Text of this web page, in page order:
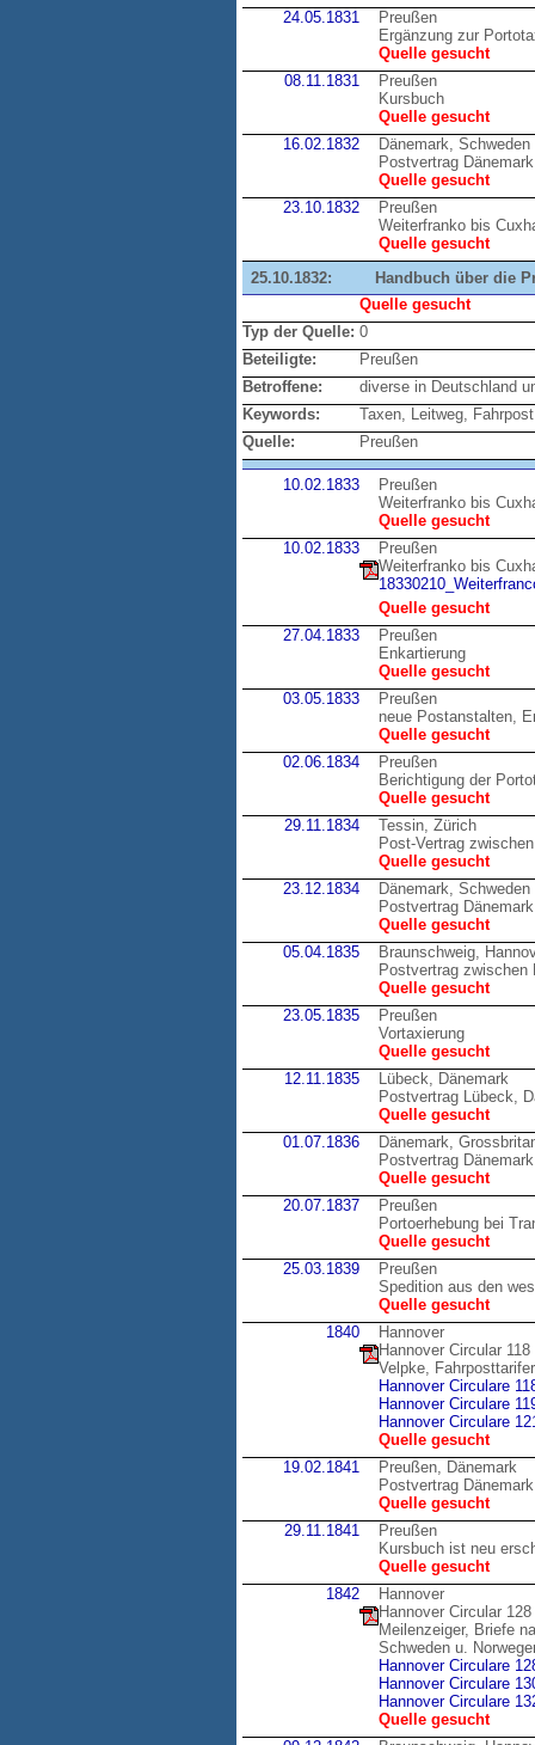
24.05.1831
Preußen
Ergänzung zur
Quelle gesucht
08.11.1831
Preußen
Kursbuch
Quelle gesucht
16.02.1832
Dänemark, Schweden
Postvertrag
Quelle gesucht
23.10.1832
Preußen
Weiterfranko bis
Quelle gesucht
25.10.1832:
Handbuch über die
Quelle gesucht
Typ der Quelle: 0
Beteiligte:
Preußen
Betroffene:
diverse in Deutschland
Keywords:
Taxen, Leitweg, Fahrpost
Quelle:
Preußen
10.02.1833
Preußen
Weiterfranko bis
Quelle gesucht
10.02.1833
Preußen
Weiterfranko bis
Quelle gesucht
27.04.1833
Preußen
Enkartierung
Quelle gesucht
03.05.1833
Preußen
neue Postanstalten,
Quelle gesucht
02.06.1834
Preußen
Berichtigung der
Quelle gesucht
29.11.1834
Tessin, Zürich
Post-Vertrag
Quelle gesucht
23.12.1834
Dänemark, Schweden
Postvertrag
Quelle gesucht
05.04.1835
Braunschweig,
Postvertrag zwischen
Quelle gesucht
23.05.1835
Preußen
Vortaxierung
Quelle gesucht
12.11.1835
Lübeck, Dänemark
Postvertrag Lübeck,
Quelle gesucht
01.07.1836
Dänemark,
Postvertrag
Quelle gesucht
20.07.1837
Preußen
Portoerhebung bei
Quelle gesucht
25.03.1839
Preußen
Spedition aus den
Quelle gesucht
1840
Hannover
Hannover Circular
Velpke,
Hannover Circulare
Hannover Circulare
Hannover Circulare
Quelle gesucht
19.02.1841
Preußen, Dänemark
Postvertrag
Quelle gesucht
29.11.1841
Preußen
Kursbuch ist neu
Quelle gesucht
1842
Hannover
Hannover Circular
Meilenzeiger, Briefe
Schweden u.
Hannover Circulare
Hannover Circulare
Hannover Circulare
Quelle gesucht